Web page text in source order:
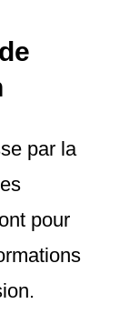
par la
pour